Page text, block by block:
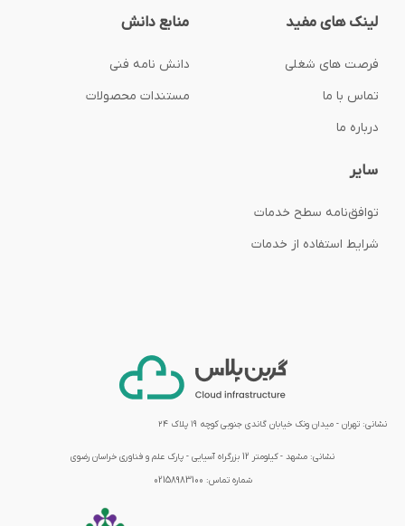
لینک های مفید
فرصت های شغلی
تماس با ما
درباره ما
منابع دانش
دانش نامه فنی
مستندات محصولات
سایر
توافق‌نامه‌ سطح خدمات
شرایط استفاده از خدمات
نشانی: تهران - میدان ونک خیابان گاندی جنوبی کوچه ۱۹ پلاک ۲۴
نشانی: مشهد - کیلومتر 12 بزرگراه آسیایی - پارک علم و فناوری خراسان رضوی
شماره تماس: 02158983100